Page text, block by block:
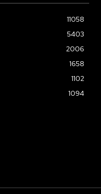
11058
5403
2006
1658
1102
1094